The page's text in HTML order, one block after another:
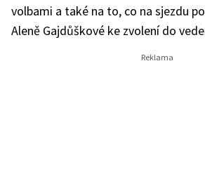
volbami a také na to, co na sjezdu
Aleně Gajdůškové ke zvolení do